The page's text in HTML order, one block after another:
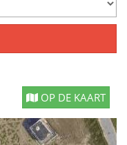
OP DE KAART